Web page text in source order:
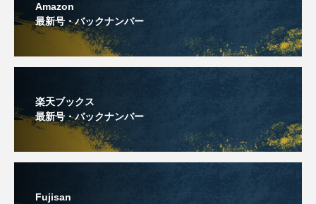
Amazon
最新号・バックナンバー
楽天ブックス
最新号・バックナンバー
Fujisan